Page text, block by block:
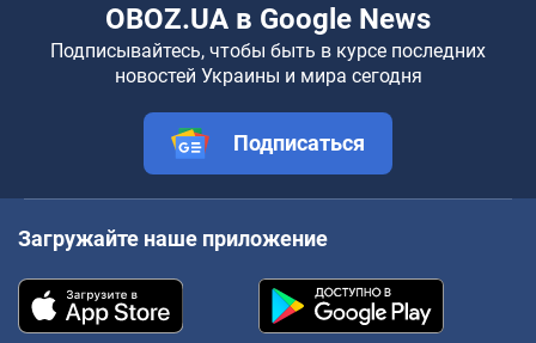
OBOZ.UA в Google News
Подписывайтесь, чтобы быть в курсе последних
новостей Украины и мира сегодня
Подписаться
Загружайте наше приложение